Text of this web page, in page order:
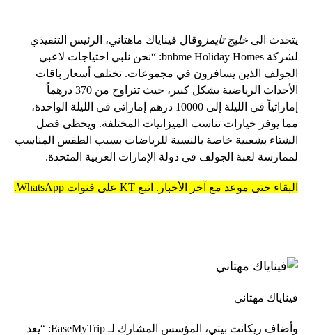
يتحدث الى خليج تايمز وقال فيناياك ماهتاني، الرئيس التنفيذي
لشركة bnbme Holiday Homes: “نحن نلبي احتياجات لاعبي
الجولف الذين يسافرون في مجموعات. تختلف أسعار باقات
الأحداث الرياضية بشكل كبير، حيث تتراوح من 370 درهماً
إماراتياً في الليلة إلى 10000 درهم إماراتي في الليلة الواحدة،
مما يوفر خيارات تناسب الميزانيات المختلفة. ويحظى فصل
الشتاء بشعبية خاصة بالنسبة للرياضات بسبب الطقس المناسب
لممارسة لعبة الجولف في دولة الإمارات العربية المتحدة.
البقاء حتى موعد مع آخر الأخبار. اتبع KT على قنوات WhatsApp.
فيناياك مهتاني
وأضاف ريكانت بيتي، المؤسس المشارك لـ EaseMyTrip: “يعد